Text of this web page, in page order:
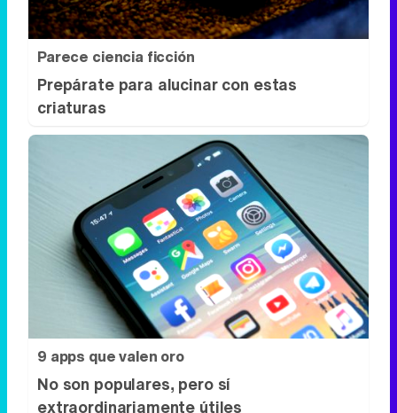
Parece ciencia ficción
Prepárate para alucinar con estas
criaturas
9 apps que valen oro
No son populares, pero sí
extraordinariamente útiles